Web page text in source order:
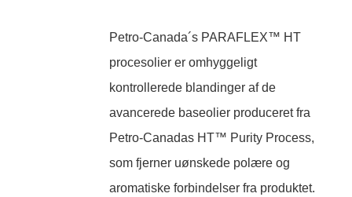
Petro-Canada´s PARAFLEX™ HT
procesolier er omhyggeligt
kontrollerede blandinger af de
avancerede baseolier produceret fra
Petro-Canadas HT™ Purity Process,
som fjerner uønskede polære og
aromatiske forbindelser fra produktet.